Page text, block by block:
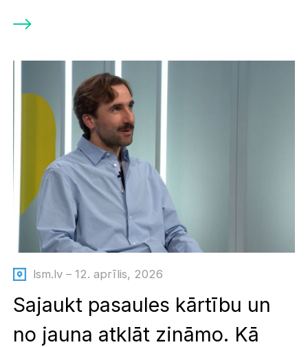
lsm.lv – 12. aprīlis, 2026
Sajaukt pasaules kārtību un
no jauna atklāt zināmo. Kā